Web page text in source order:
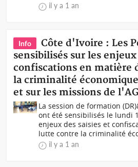
il y a 1 an
Info
Côte d'Ivoire : Les
sensibilisés sur les
confiscations en matière
la criminalité
et sur les missions de
La session de formation
ont été sensibilisés le lundi
enjeux des saisies et
lutte contre la criminalité
il y a 1 an